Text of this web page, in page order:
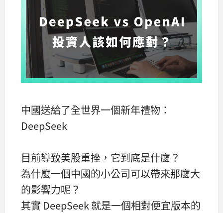
中國送給了全世界一個新年禮物：
DeepSeek
目前導致美股重挫，它到底是什麼？
為什麼一個中國的小公司可以帶來那麼大
的影響力呢？
其實 DeepSeek 就是一個相對便宜版本的